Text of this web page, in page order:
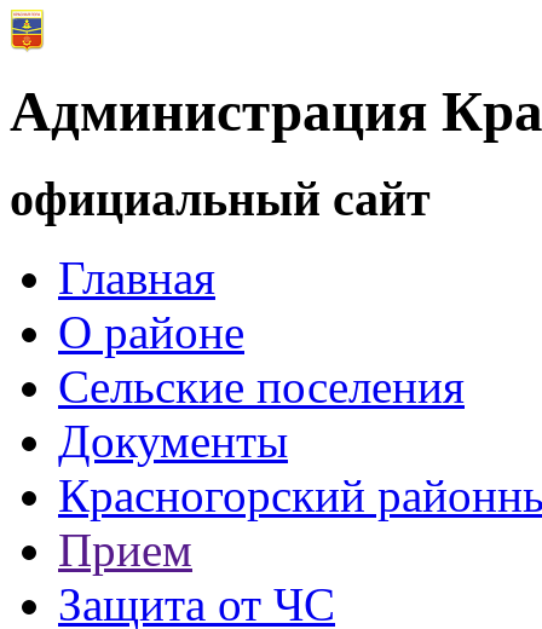
Администрация
официальный сайт
Главная
О районе
Сельские поселения
Документы
Красногорский
Прием
Защита от ЧС